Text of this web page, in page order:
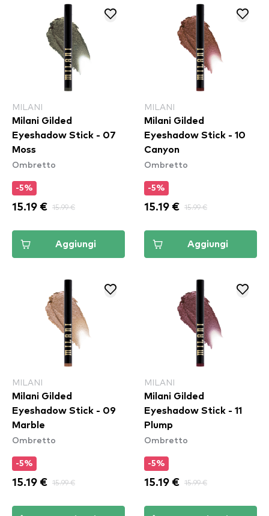
MILANI
Milani Gilded
Eyeshadow Stick - 07
Moss
Ombretto
-5%
15.19 € 15.99 €
Aggiungi
MILANI
Milani Gilded
Eyeshadow Stick - 10
Canyon
Ombretto
-5%
15.19 € 15.99 €
Aggiungi
MILANI
Milani Gilded
Eyeshadow Stick - 09
Marble
Ombretto
-5%
15.19 € 15.99 €
MILANI
Milani Gilded
Eyeshadow Stick - 11
Plump
Ombretto
-5%
15.19 € 15.99 €